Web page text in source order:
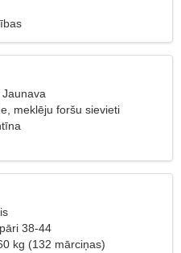
meklēju foršu sievieti
38-44
kg (132 mārciņas)